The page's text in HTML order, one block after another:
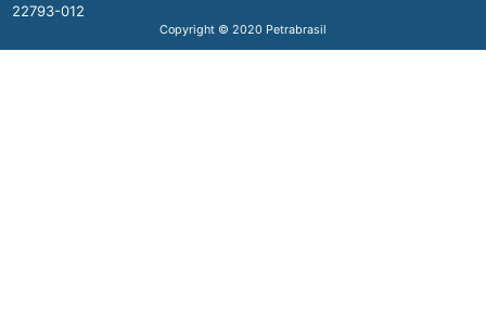
22793-012
Copyright © 2020 Petrabrasil